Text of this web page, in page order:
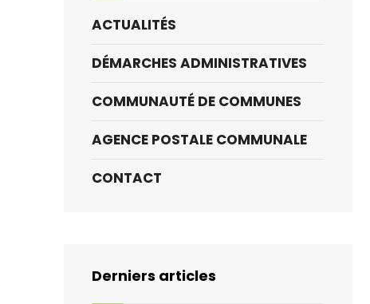
ACTUALITÉS
DÉMARCHES ADMINISTRATIVES
COMMUNAUTÉ DE COMMUNES
AGENCE POSTALE COMMUNALE
CONTACT
Derniers articles